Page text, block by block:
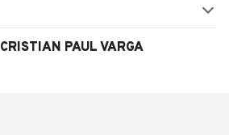
PAUL VARGA